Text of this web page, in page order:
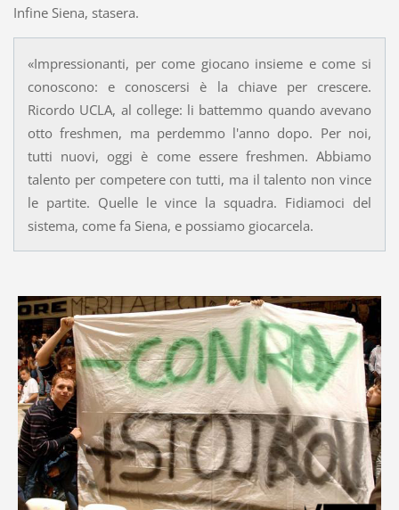
Infine Siena, stasera.
«Impressionanti, per come giocano insieme e come si
conoscono: e conoscersi è la chiave per crescere.
Ricordo UCLA, al college: li battemmo quando avevano
otto freshmen, ma perdemmo l'anno dopo. Per noi,
tutti nuovi, oggi è come essere freshmen. Abbiamo
talento per competere con tutti, ma il talento non vince
le partite. Quelle le vince la squadra. Fidiamoci del
sistema, come fa Siena, e possiamo giocarcela.